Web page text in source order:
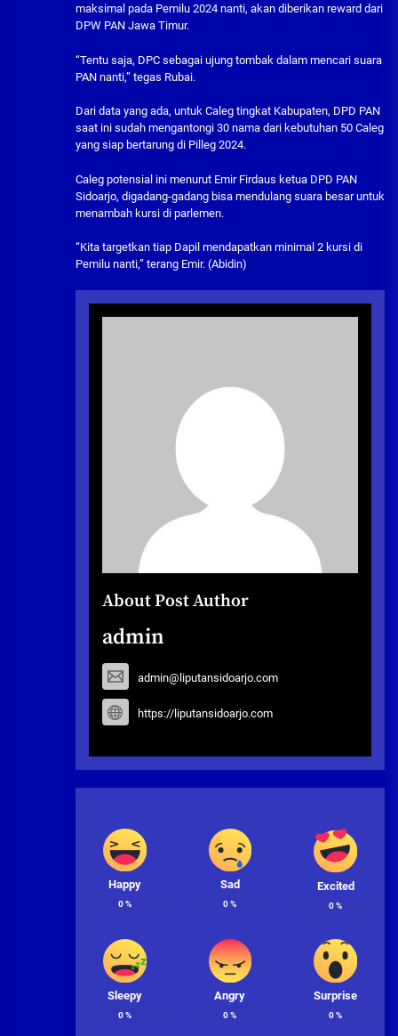
maksimal pada Pemilu 2024 nanti, akan diberikan reward dari
DPW PAN Jawa Timur.
“Tentu saja, DPC sebagai ujung tombak dalam mencari suara
PAN nanti,” tegas Rubai.
Dari data yang ada, untuk Caleg tingkat Kabupaten, DPD PAN
saat ini sudah mengantongi 30 nama dari kebutuhan 50 Caleg
yang siap bertarung di Pilleg 2024.
Caleg potensial ini menurut Emir Firdaus ketua DPD PAN
Sidoarjo, digadang-gadang bisa mendulang suara besar untuk
menambah kursi di parlemen.
“Kita targetkan tiap Dapil mendapatkan minimal 2 kursi di
Pemilu nanti,” terang Emir. (Abidin)
About Post Author
admin
admin@liputansidoarjo.com
https://liputansidoarjo.com
Happy
0%
Sad
0%
Excited
0%
Sleepy
0%
Angry
0%
Surprise
0%